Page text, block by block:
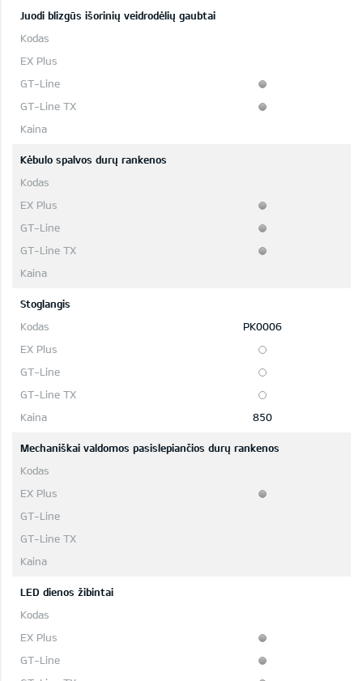
Juodi blizgūs išorinių veidrodėlių gaubtai
Kėbulo spalvos durų rankenos
Stoglangis
PK0006
850
Mechaniškai valdomos pasislepiančios durų rankenos
LED dienos žibintai